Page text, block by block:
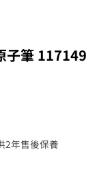
子筆 117149
2年售後保養